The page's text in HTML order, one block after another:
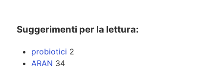
Suggerimenti per la lettura:
probiotici 2
ARAN 34